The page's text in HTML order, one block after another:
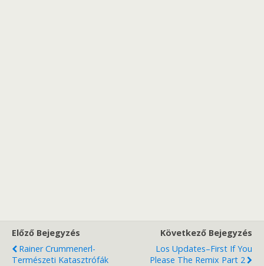
Előző Bejegyzés
Rainer Crummenerl-
Természeti Katasztrófák
Következő Bejegyzés
Los Updates–First If You
Please The Remix Part 2